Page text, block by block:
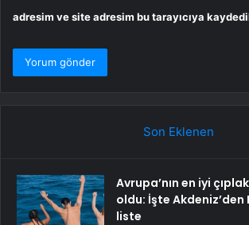
adresim ve site adresim bu tarayıcıya
Son Eklenen
Avrupa’nın en iyi
oldu: İşte Akdeniz’den
liste